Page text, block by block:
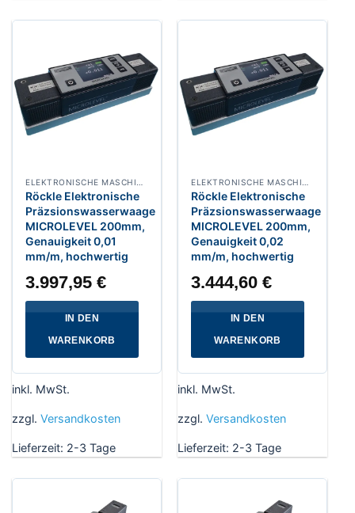
Röckle Elektronische
Präzsionswasserwaage
MICROLEVEL 200mm,
Genauigkeit 0,01
mm/m, hochwertig
3.997,95€
IN DEN
WARENKORB
inkl. MwSt.
zzgl. Versandkosten
Lieferzeit: 2-3 Tage
Röckle Elektronische
Präzsionswasserwaage
MICROLEVEL 200mm,
Genauigkeit 0,02
mm/m, hochwertig
3.444,60€
IN DEN
WARENKORB
inkl. MwSt.
zzgl. Versandkosten
Lieferzeit: 2-3 Tage